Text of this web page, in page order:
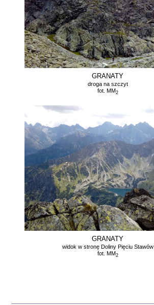
GRANATY
droga na szczyt
fot. MM2
GRANATY
widok w stronę Doliny Pięciu Stawów
fot. MM2